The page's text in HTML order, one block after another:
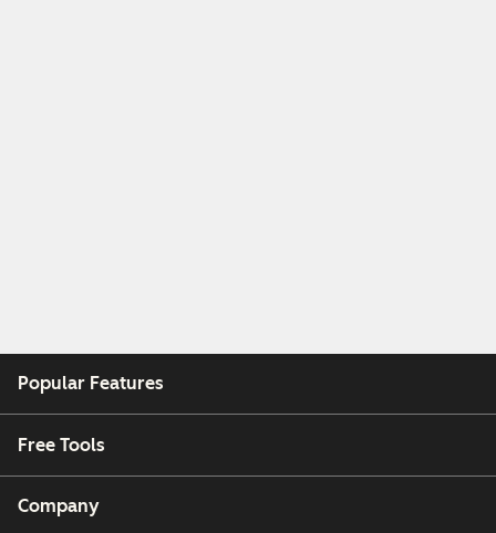
Popular Features
Free Tools
Company